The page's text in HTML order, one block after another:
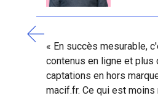
« En succès mesurable,
contenus en ligne et plus
captations en hors
macif.fr. Ce qui est